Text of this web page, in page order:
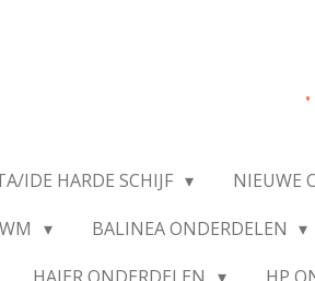
.
IDE HARDE SCHIJF NIEUWE
BALINEA ONDERDELEN